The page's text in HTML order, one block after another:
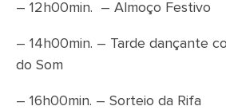
– 12h00min. – Almoço Festivo
– 14h00min. – Tarde dançante
do Som
– 16h00min. – Sorteio da Rifa